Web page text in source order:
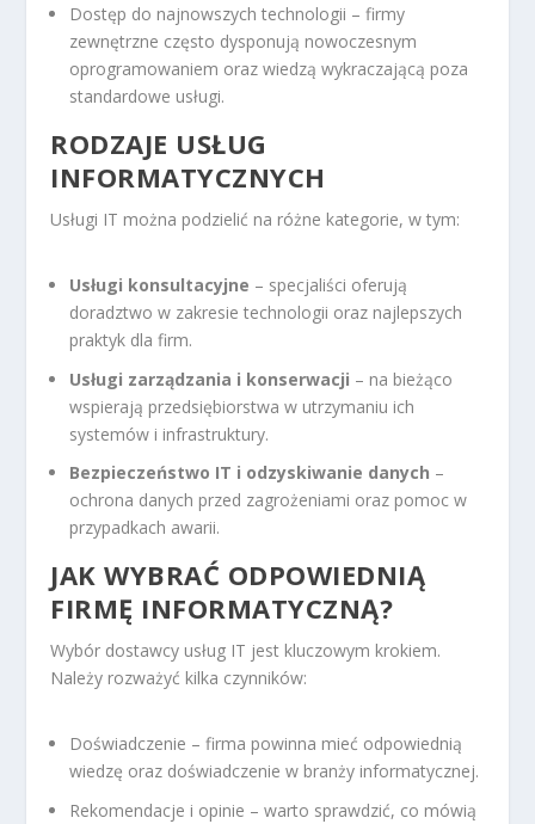
Dostęp do najnowszych technologii – firmy
zewnętrzne często dysponują nowoczesnym
oprogramowaniem oraz wiedzą wykraczającą poza
standardowe usługi.
RODZAJE USŁUG
INFORMATYCZNYCH
Usługi IT można podzielić na różne kategorie, w tym:
Usługi konsultacyjne – specjaliści oferują
doradztwo w zakresie technologii oraz najlepszych
praktyk dla firm.
Usługi zarządzania i konserwacji – na bieżąco
wspierają przedsiębiorstwa w utrzymaniu ich
systemów i infrastruktury.
Bezpieczeństwo IT i odzyskiwanie danych –
ochrona danych przed zagrożeniami oraz pomoc w
przypadkach awarii.
JAK WYBRAĆ ODPOWIEDNIĄ
FIRMĘ INFORMATYCZNĄ?
Wybór dostawcy usług IT jest kluczowym krokiem.
Należy rozważyć kilka czynników:
Doświadczenie – firma powinna mieć odpowiednią
wiedzę oraz doświadczenie w branży informatycznej.
Rekomendacje i opinie – warto sprawdzić, co mówią